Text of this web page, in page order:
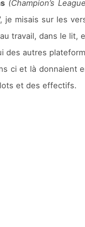
(Champion’s
je misais sur les
travail, dans le lit,
des autres
ci et là donnaient
et des effectifs.